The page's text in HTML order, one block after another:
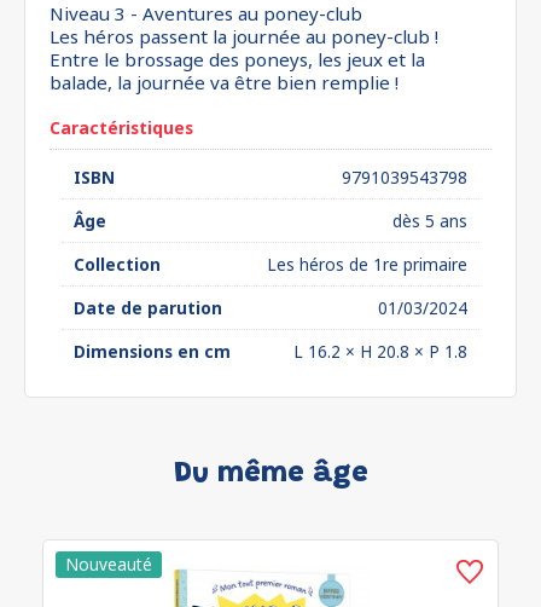
Niveau 3 - Aventures au poney-club
Les héros passent la journée au poney-club !
Entre le brossage des poneys, les jeux et la
balade, la journée va être bien remplie !
Caractéristiques
ISBN
9791039543798
Âge
dès 5 ans
Collection
Les héros de 1re primaire
Date de parution
01/03/2024
Dimensions en cm
L 16.2 × H 20.8 × P 1.8
Du même âge